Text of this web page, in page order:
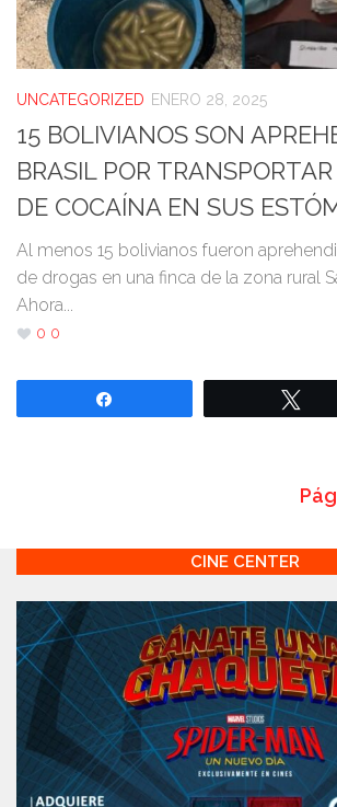
UNCATEGORIZED ENERO 28, 2025
15 BOLIVIANOS SON
BRASIL POR
DE COCAÍNA EN SUS
Al menos 15 bolivianos fueron
de drogas en una finca de la zona rural
Ahora...
0 0
CINE CENTER